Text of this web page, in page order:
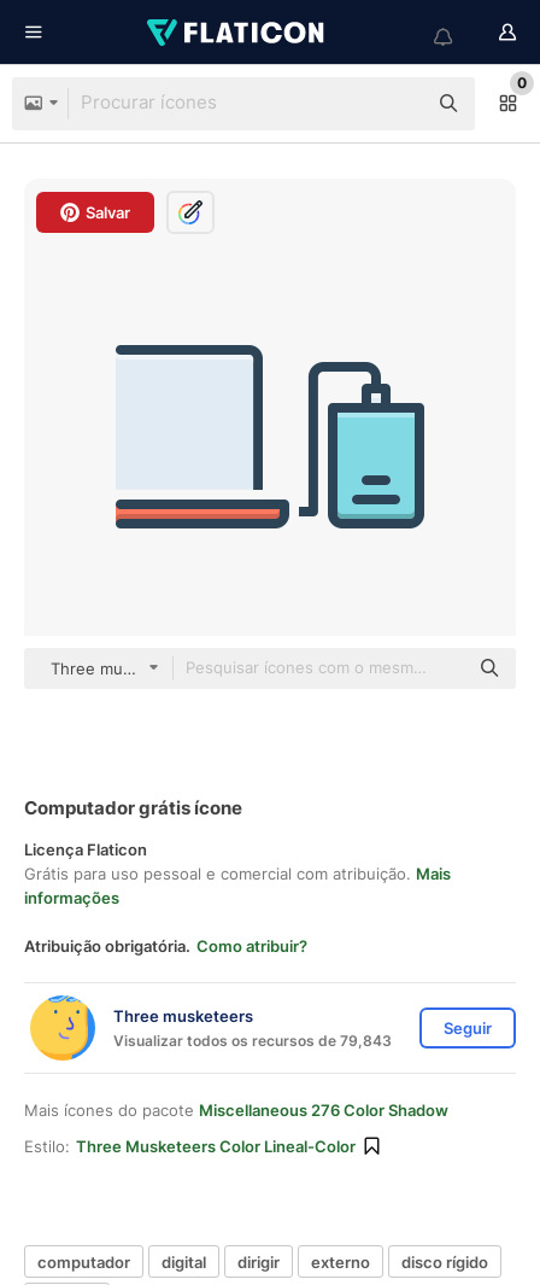
0
Salvar
Three musketeers color lineal-color
Computador grátis ícone
Licença Flaticon
Grátis para uso pessoal e comercial com atribuição. Mais
informações
Atribuição obrigatória. Como atribuir?
Three musketeers
Visualizar todos os recursos de 79,843
Seguir
Mais ícones do pacote Miscellaneous 276 Color Shadow
Estilo: Three Musketeers Color Lineal-Color
computador digital dirigir externo
disco rígido